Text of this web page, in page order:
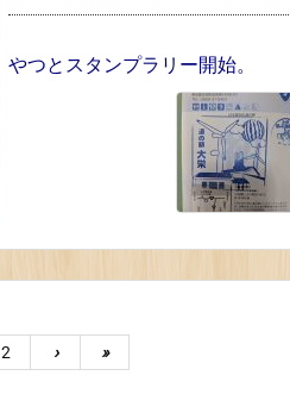
やつとスタンプラリー開始。
2 › »